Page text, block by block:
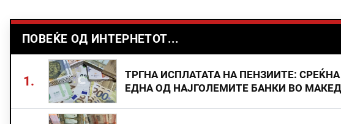
ПОВЕЌЕ ОД ИНТЕРНЕТОТ...
1.
ТРГНА ИСПЛАТАТА НА ПЕНЗИИТЕ:
ЕДНА ОД НАЈГОЛЕМИТЕ БАНКИ ВО